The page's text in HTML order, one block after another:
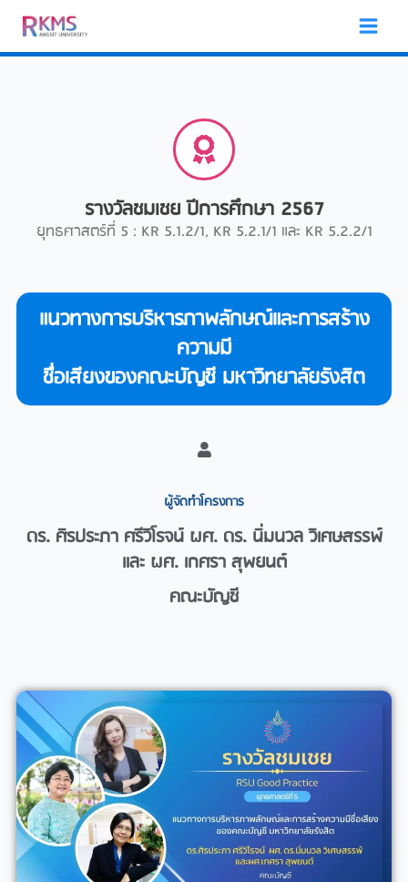
content
รางวัลชมเชย ปีการศึกษา 2567
ยุทธศาสตร์ที่ 5 : KR 5.1.2/1, KR 5.2.1/1 และ KR 5.2.2/1
แนวทางการบริหารภาพลักษณ์และการสร้าง
ความมี
ชื่อเสียงของคณะบัญชี มหาวิทยาลัยรังสิต
ผู้จัดทำโครงการ​
ดร. ศิรประภา ศรีวิโรจน์ ผศ. ดร. นิ่มนวล วิเศษสรรพ์
และ ผศ. เกศรา สุพยนต์
คณะบัญชี